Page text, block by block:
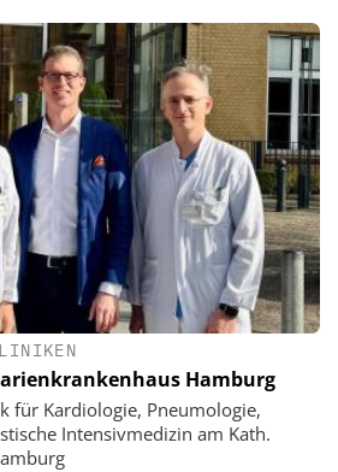
Hamburg
für Kardiologie, Pneumologie,
Intensivmedizin am Kath.